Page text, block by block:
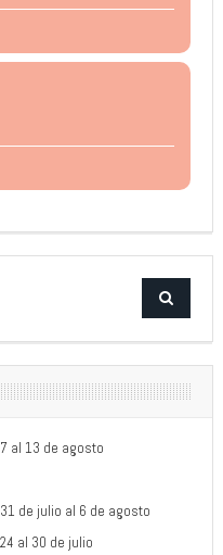
al 13 de agosto
de julio al 6 de agosto
al 30 de julio